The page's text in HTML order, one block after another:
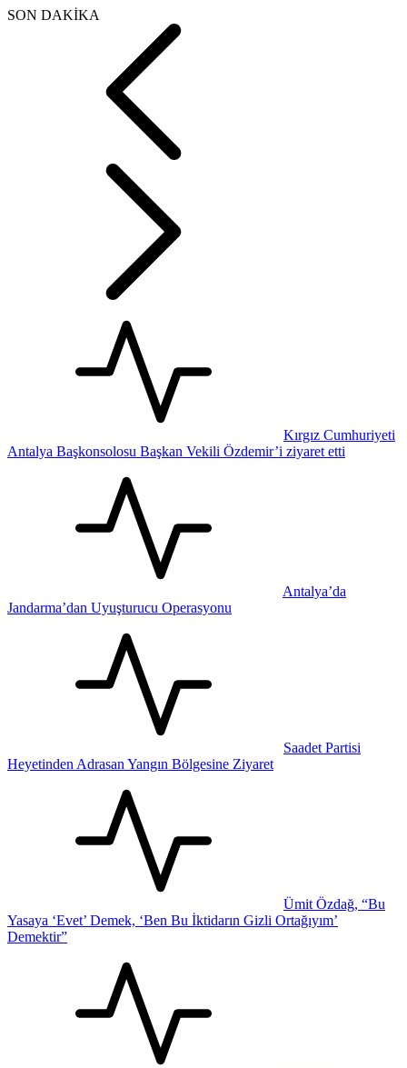
SON DAKİKA
Kırgız Cumhuriyeti
Antalya Başkonsolosu Başkan Vekili Özdemir’i ziyaret etti
Antalya’da
Jandarma’dan Uyuşturucu Operasyonu
Saadet Partisi
Heyetinden Adrasan Yangın Bölgesine Ziyaret
Ümit Özdağ, “Bu
Yasaya ‘Evet’ Demek, ‘Ben Bu İktidarın Gizli Ortağıyım’
Demektir”